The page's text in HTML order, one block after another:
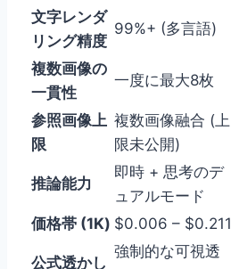
文字レンダ
リング精度
99%+ (多言語)
複数画像の
一貫性
一度に最大8枚
参照画像上
限
複数画像融合 (上
限未公開)
推論能力
即時 + 思考のデ
ュアルモード
価格帯 (1K) $0.006 – $0.211
公式透かし
強制的な可視透